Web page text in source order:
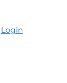
Login